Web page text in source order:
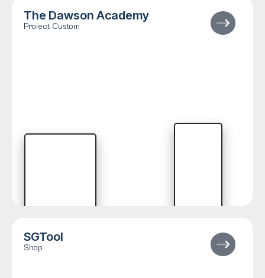
The Dawson Academy
Proiect Custom
SGTool
Shop